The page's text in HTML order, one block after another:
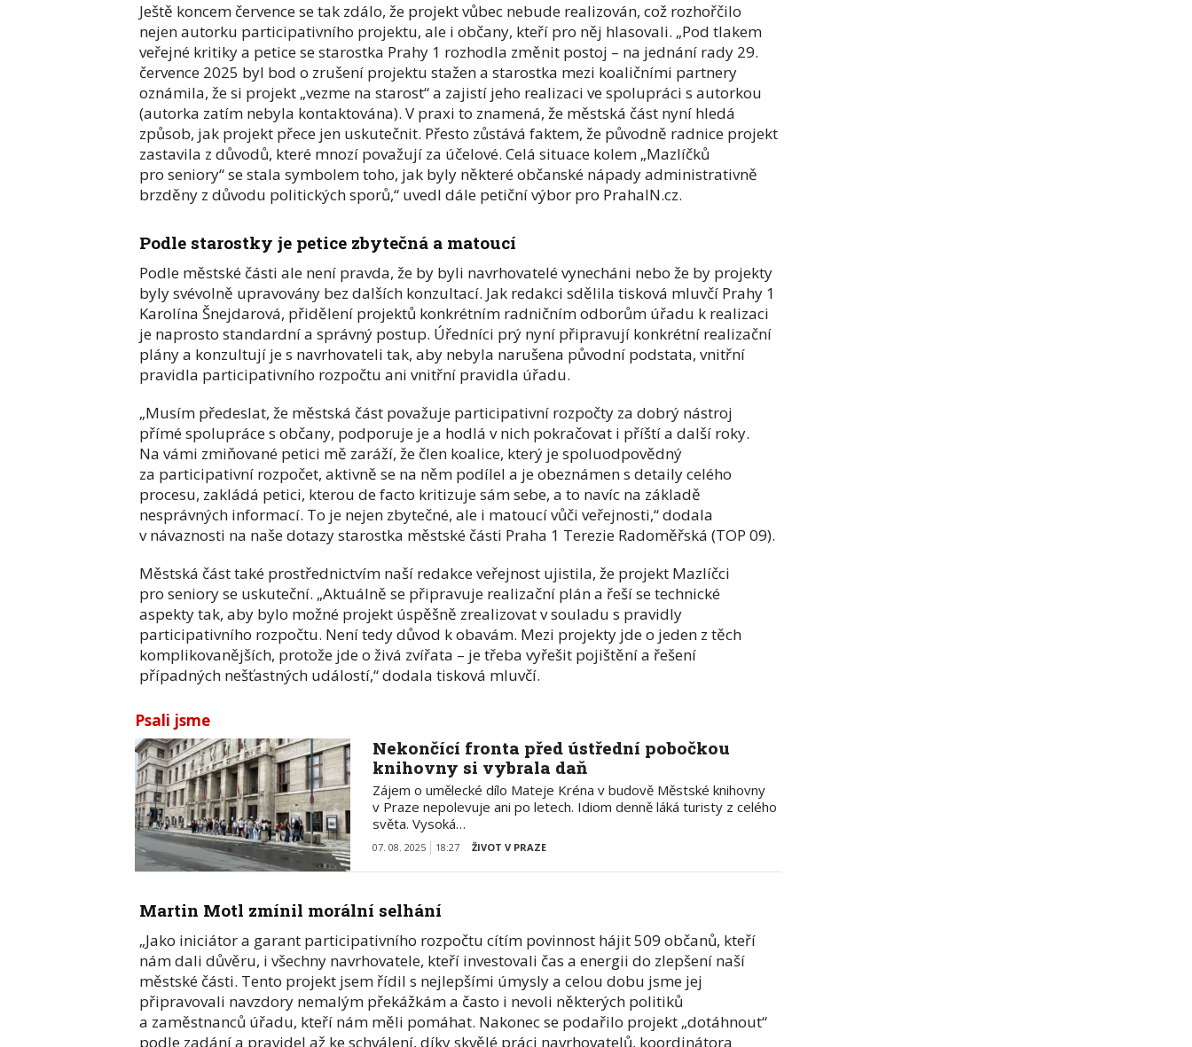
Ještě koncem července se tak zdálo, že projekt vůbec nebude realizován, což rozhořčilo
nejen autorku participativního projektu, ale i občany, kteří pro něj hlasovali. „Pod tlakem
veřejné kritiky a petice se starostka Prahy 1 rozhodla změnit postoj – na jednání rady 29.
července 2025 byl bod o zrušení projektu stažen a starostka mezi koaličními partnery
oznámila, že si projekt „vezme na starost“ a zajistí jeho realizaci ve spolupráci s autorkou
(autorka zatím nebyla kontaktována). V praxi to znamená, že městská část nyní hledá
způsob, jak projekt přece jen uskutečnit. Přesto zůstává faktem, že původně radnice projekt
zastavila z důvodů, které mnozí považují za účelové. Celá situace kolem „Mazlíčků
pro seniory“ se stala symbolem toho, jak byly některé občanské nápady administrativně
brzděny z důvodu politických sporů,“ uvedl dále petiční výbor pro PrahaIN.cz.
Podle starostky je petice zbytečná a matoucí
Podle městské části ale není pravda, že by byli navrhovatelé vynecháni nebo že by projekty
byly svévolně upravovány bez dalších konzultací. Jak redakci sdělila tisková mluvčí Prahy 1
Karolína Šnejdarová, přidělení projektů konkrétním radničním odborům úřadu k realizaci
je naprosto standardní a správný postup. Úředníci prý nyní připravují konkrétní realizační
plány a konzultují je s navrhovateli tak, aby nebyla narušena původní podstata, vnitřní
pravidla participativního rozpočtu ani vnitřní pravidla úřadu.
„Musím předeslat, že městská část považuje participativní rozpočty za dobrý nástroj
přímé spolupráce s občany, podporuje je a hodlá v nich pokračovat i příští a další roky.
Na vámi zmiňované petici mě zaráží, že člen koalice, který je spoluodpovědný
za participativní rozpočet, aktivně se na něm podílel a je obeznámen s detaily celého
procesu, zakládá petici, kterou de facto kritizuje sám sebe, a to navíc na základě
nesprávných informací. To je nejen zbytečné, ale i matoucí vůči veřejnosti,“ dodala
v návaznosti na naše dotazy starostka městské části Praha 1 Terezie Radoměřská (TOP 09).
Městská část také prostřednictvím naší redakce veřejnost ujistila, že projekt Mazlíčci
pro seniory se uskuteční. „Aktuálně se připravuje realizační plán a řeší se technické
aspekty tak, aby bylo možné projekt úspěšně zrealizovat v souladu s pravidly
participativního rozpočtu. Není tedy důvod k obavám. Mezi projekty jde o jeden z těch
komplikovanějších, protože jde o živá zvířata – je třeba vyřešit pojištění a řešení
případných nešťastných událostí,“ dodala tisková mluvčí.
Psali jsme
Nekončící fronta před ústřední pobočkou
knihovny si vybrala daň
Zájem o umělecké dílo Mateje Kréna v budově Městské knihovny
v Praze nepolevuje ani po letech. Idiom denně láká turisty z celého
světa. Vysoká…
07. 08. 2025 18:27 ŽIVOT V PRAZE
Martin Motl zmínil morální selhání
„Jako iniciátor a garant participativního rozpočtu cítím povinnost hájit 509 občanů, kteří
nám dali důvěru, i všechny navrhovatele, kteří investovali čas a energii do zlepšení naší
městské části. Tento projekt jsem řídil s nejlepšími úmysly a celou dobu jsme jej
připravovali navzdory nemalým překážkám a často i nevoli některých politiků
a zaměstnanců úřadu, kteří nám měli pomáhat. Nakonec se podařilo projekt „dotáhnout“
podle zadání a pravidel až ke schválení, díky skvělé práci navrhovatelů, koordinátora